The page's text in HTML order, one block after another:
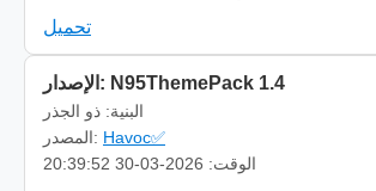
تحميل
الإصدار: N95ThemePack 1.4
البنية: ذو الجذر
المصدر: Havoc✅
الوقت: 2026-03-30 20:39:52